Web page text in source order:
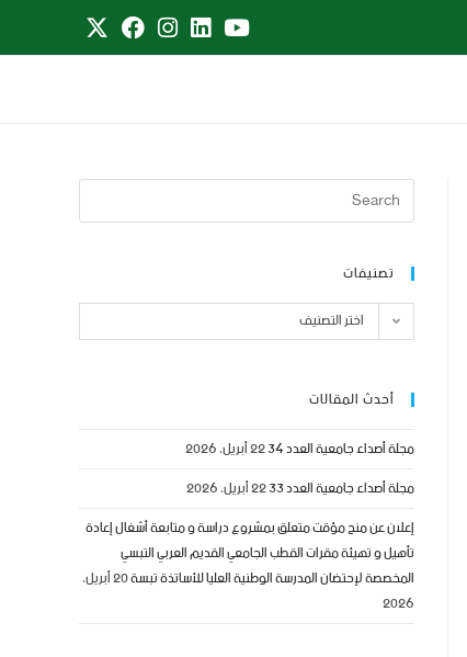
تصنيفات
اختر التصنيف
أحدث المقالات
مجلة أصداء جامعية العدد 34
22 أبريل، 2026
مجلة أصداء جامعية العدد 33 22 أبريل، 2026
إعلان عن منح مؤقت متعلق بمشروع دراسة و متابعة أشغال إعادة
تأهيل و تهيئة مقرات القطب الجامعي القديم العربي التبسي
المخصصة لإحتضان المدرسة الوطنية العليا للأساتذة تبسة 20 أبريل،
2026